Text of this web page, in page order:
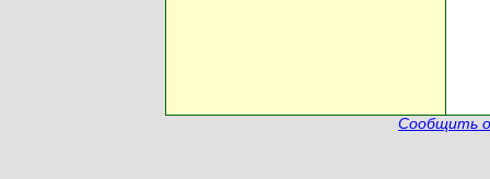
Сообщить о